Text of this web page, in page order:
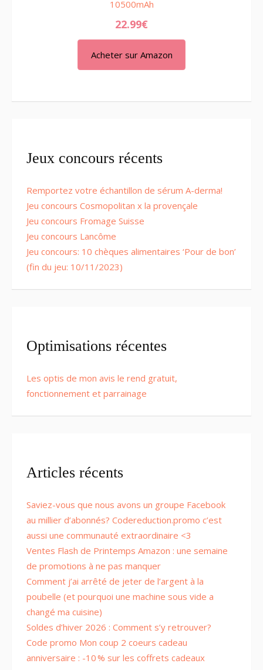
10500mAh
22.99€
Acheter sur Amazon
Jeux concours récents
Remportez votre échantillon de sérum A-derma!
Jeu concours Cosmopolitan x la provençale
Jeu concours Fromage Suisse
Jeu concours Lancôme
Jeu concours: 10 chèques alimentaires ‘Pour de bon’
(fin du jeu: 10/11/2023)
Optimisations récentes
Les optis de mon avis le rend gratuit,
fonctionnement et parrainage
Articles récents
Saviez-vous que nous avons un groupe Facebook
au millier d’abonnés? Codereduction.promo c’est
aussi une communauté extraordinaire <3
Ventes Flash de Printemps Amazon : une semaine
de promotions à ne pas manquer
Comment j’ai arrêté de jeter de l’argent à la
poubelle (et pourquoi une machine sous vide a
changé ma cuisine)
Soldes d’hiver 2026 : Comment s’y retrouver?
Code promo Mon coup 2 coeurs cadeau
anniversaire : -10 % sur les coffrets cadeaux